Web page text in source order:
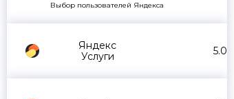
Выбор пользователей Яндекса
Яндекс
Услуги
5.0